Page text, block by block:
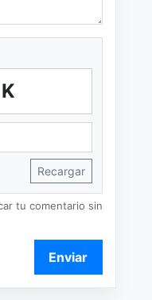
Recargar
tu comentario sin
Enviar